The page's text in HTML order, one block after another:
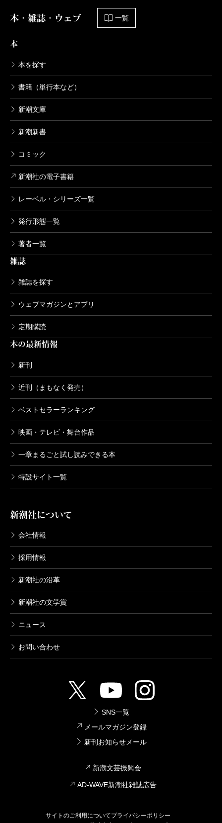
本・雑誌・ウェブ 一覧
本
本を探す
書籍（単行本など）
新潮文庫
新潮新書
コミック
新潮社の電子書籍
レーベル・シリーズ一覧
発行形態一覧
著者一覧
雑誌
雑誌を探す
ウェブマガジンとアプリ
定期購読
本の最新情報
新刊
近刊（まもなく発売）
ベストセラーランキング
映画・テレビ・舞台作品
一章まるごと試し読みできる本
特設サイト一覧
新潮社について
会社情報
採用情報
新潮社の沿革
新潮社の文学賞
ニュース
お問い合わせ
SNS一覧
メールマガジン登録
新刊お知らせメール
新潮文芸振興会
AD-WAVE新潮社雑誌広告
サイトのご利用についてプライバシーポリシー